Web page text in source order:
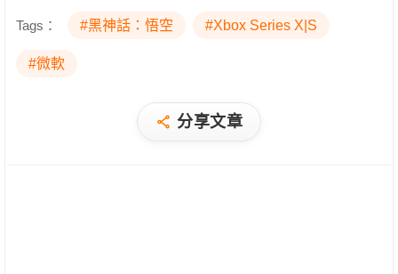
Tags： #黑神話：悟空 #Xbox Series X|S
#微軟
分享文章